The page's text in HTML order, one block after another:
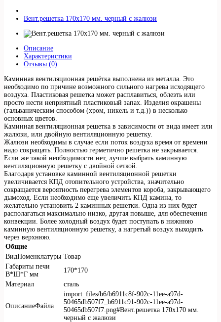
Вент.решетка 170х170 мм. черный с жалюзи
Описание
Характеристики
Отзывы (0)
Каминная вентиляционная решётка выполнена из металла. Это
необходимо по причине возможного сильного нагрева исходящего
воздуха. Пластиковая решетка может расплавиться, облезть или
просто нести неприятный пластиковый запах. Изделия окрашены
(гальваническим способом (хром, никель и т.д.)) в несколько
основных цветов.
Каминная вентиляционная решетка в зависимости от вида имеет или
жалюзи, или двойную вентиляционную решетку.
Жалюзи необходимы в случае если поток воздуха время от времени
надо сокращать. Полностью герметично решетка не закрывается.
Если же такой необходимости нет, лучше выбрать каминную
вентиляционную решетку с двойной сеткой.
Благодаря установке каминной вентиляционной решетки
увеличивается КПД отопительного устройства, значительно
сокращается вероятность перегрева элементов короба, закрывающего
дымоход. Если необходимо еще увеличить КПД камина, то
желательно установить 2 каминных решетки. Одна из них будет
располагаться максимально низко, другая повыше, для обеспечения
конвекции. Более холодный воздух будет поступать в нижнюю
каминную вентиляционную решетку, а нагретый воздух выходить
через верхнюю.
Общие
ВидНоменклатуры Товар
Габариты печи
В*Ш*Г мм
170*170
Материал
сталь
ОписаниеФайла
import_files/b6/b6911c8f-902c-11ee-a97d-
50465db507f7_b6911c91-902c-11ee-a97d-
50465db507f7.png#Вент.решетка 170х170 мм.
черный с жалюзи